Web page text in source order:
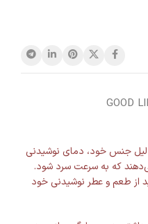
جنس خود، دمای نوشیدنی
که به سرعت سرد شود.
از طعم و عطر نوشیدنی خود